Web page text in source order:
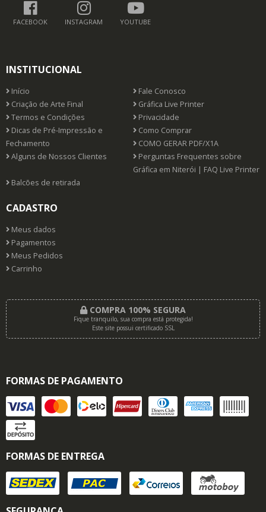
FACEBOOK INSTAGRAM YOUTUBE
INSTITUCIONAL
Início
Fale Conosco
Criação de Arte Final
Gráfica Live Printer
Termos e Condições
Privacidade
Dicas de Pré-Impressão e
Fechamento
Como Comprar
COMO GERAR PDF/X1A
Alguns de Nossos Clientes
Perguntas Frequentes sobre
Gráfica em Niterói | FAQ Live Printer
Balcões de retirada
CADASTRO
Meus dados
Pagamentos
Meus Pedidos
Carrinho
COMPRA 100% SEGURA
Fique tranquilo, sua compra está protegida!
Este site possui certificado SSL
FORMAS DE PAGAMENTO
FORMAS DE ENTREGA